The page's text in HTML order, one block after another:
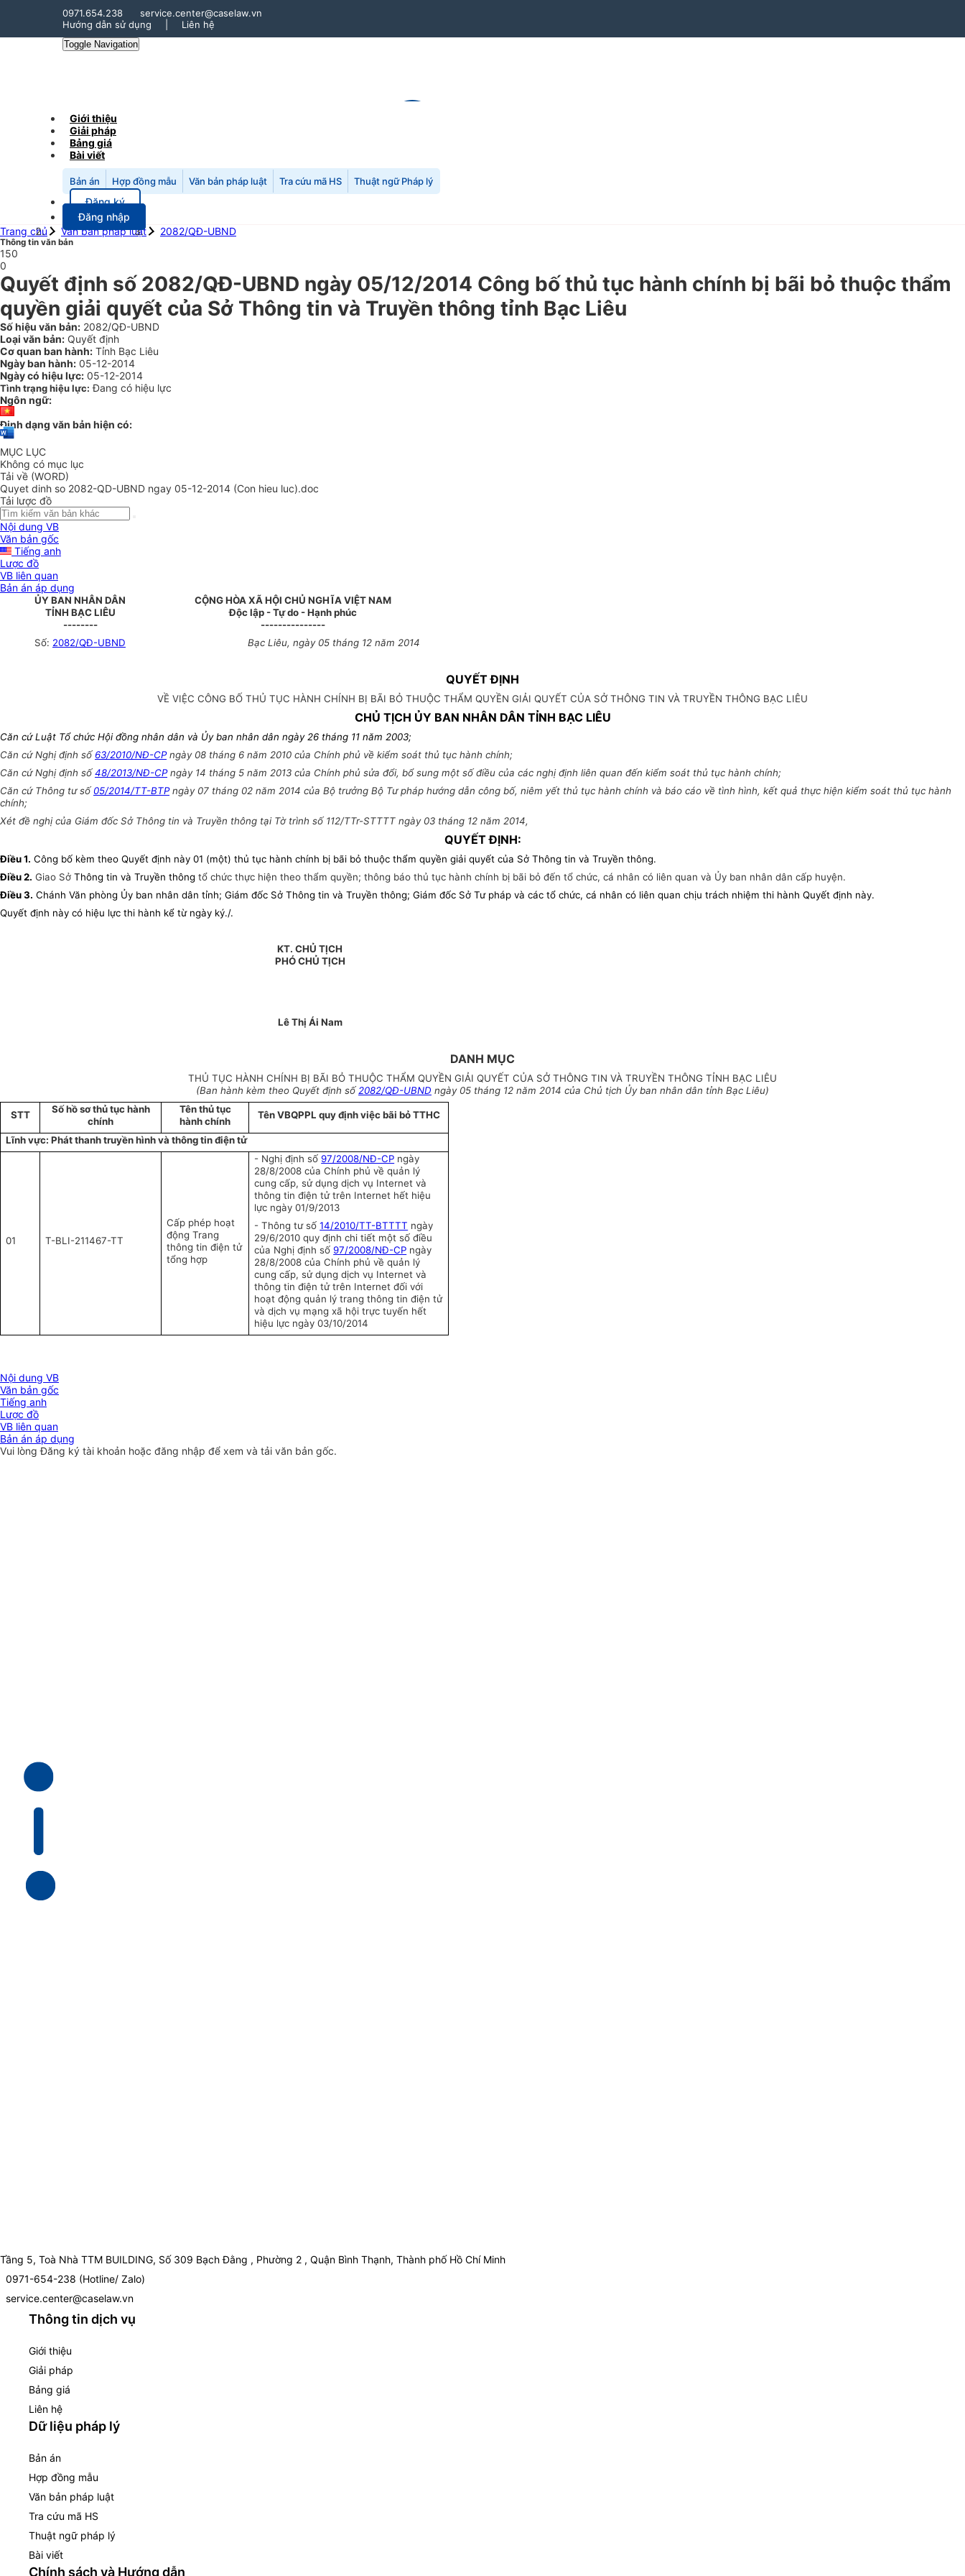
0971.654.238
service.center@caselaw.vn
Hướng dẫn sử dụng
Liên hệ
Toggle Navigation
Giới thiệu
Giải pháp
Bảng giá
Bài viết
Bản án Hợp đồng mẫu Văn bản pháp luật Tra cứu mã HS Thuật ngữ Pháp lý
Đăng ký
Đăng nhập
Trang chủ
Văn bản pháp luật 2082/QĐ-UBND
Thông tin văn bản
150
0
Quyết định số 2082/QĐ-UBND ngày 05/12/2014 Công bố thủ tục hành chính bị bãi bỏ thuộc thẩm
quyền giải quyết của Sở Thông tin và Truyền thông tỉnh Bạc Liêu
Số hiệu văn bản: 2082/QĐ-UBND
Loại văn bản: Quyết định
Cơ quan ban hành: Tỉnh Bạc Liêu
Ngày ban hành: 05-12-2014
Ngày có hiệu lực: 05-12-2014
Tình trạng hiệu lực: Đang có hiệu lực
Ngôn ngữ:
Định dạng văn bản hiện có:
MỤC LỤC
Không có mục lục
Tải về (WORD)
Quyet dinh so 2082-QD-UBND ngay 05-12-2014 (Con hieu luc).doc
Tải lược đồ
Nội dung VB
Văn bản gốc
Tiếng anh
Lược đồ
VB liên quan
Bản án áp dụng
ỦY BAN NHÂN DÂN
TỈNH BẠC LIÊU
--------
CỘNG HÒA XÃ HỘI CHỦ NGHĨA VIỆT NAM
Độc lập - Tự do - Hạnh phúc
---------------
Số: 2082/QĐ-UBND Bạc Liêu, ngày 05 tháng 12 năm 2014
QUYẾT ĐỊNH
VỀ VIỆC CÔNG BỐ THỦ TỤC HÀNH CHÍNH BỊ BÃI BỎ THUỘC THẨM QUYỀN GIẢI QUYẾT CỦA SỞ THÔNG TIN VÀ TRUYỀN THÔNG BẠC LIÊU
CHỦ TỊCH ỦY BAN NHÂN DÂN TỈNH BẠC LIÊU
Căn cứ Luật Tổ chức Hội đồng nhân dân và Ủy ban nhân dân ngày 26 tháng 11 năm 2003;
Căn cứ Nghị định số 63/2010/NĐ-CPngày 08 tháng 6 năm 2010 của Chính phủ về kiểm soát thủ tục hành chính;
Căn cứ Nghị định số48/2013/NĐ-CPngày 14 tháng 5 năm 2013 của Chính phủ sửa đổi, bổ sung một số điều của các nghị định liên quan đến kiểm soát thủ tục hành chính;
Căn cứ Thông tư số 05/2014/TT-BTPngày 07 tháng 02 năm 2014 của Bộ trưởng Bộ Tư pháp hướng dẫn công bố, niêm yết thủ tục hành chính và báo cáo về tình hình, kết quả thực hiện kiểm soát thủ tục hành
chính;
Xét đề nghị của Giám đốc Sở Thông tin và Truyền thông tại Tờ trình số 112/TTr-STTTT ngày 03 tháng 12 năm 2014,
QUYẾT ĐỊNH:
Điều 1. Công bố kèm theo Quyết định này 01 (một) thủ tục hành chính bị bãi bỏ thuộc thẩm quyền giải quyết của Sở Thông tin và Truyền thông.
Điều 2. Giao Sở Thông tin và Truyền thông tổ chức thực hiện theo thẩm quyền; thông báo thủ tục hành chính bị bãi bỏ đến tổ chức, cá nhân có liên quan và Ủy ban nhân dân cấp huyện.
Điều 3. Chánh Văn phòng Ủy ban nhân dân tỉnh; Giám đốc Sở Thông tin và Truyền thông; Giám đốc Sở Tư pháp và các tổ chức, cá nhân có liên quan chịu trách nhiệm thi hành Quyết định này.
Quyết định này có hiệu lực thi hành kể từ ngày ký./.
KT. CHỦ TỊCH
PHÓ CHỦ TỊCH
Lê Thị Ái Nam
DANH MỤC
THỦ TỤC HÀNH CHÍNH BỊ BÃI BỎ THUỘC THẨM QUYỀN GIẢI QUYẾT CỦA SỞ THÔNG TIN VÀ TRUYỀN THÔNG TỈNH BẠC LIÊU
(Ban hành kèm theo Quyết định số 2082/QĐ-UBND ngày 05 tháng 12 năm 2014 của Chủ tịch Ủy ban nhân dân tỉnh Bạc Liêu)
STT
Số hồ sơ thủ tục hành
chính
Tên thủ tục
hành chính
Tên VBQPPL quy định việc bãi bỏ TTHC
Lĩnh vực: Phát thanh truyền hình và thông tin điện tử
01 T-BLI-211467-TT
Cấp phép hoạt
động Trang
thông tin điện tử
tổng hợp
- Nghị định số97/2008/NĐ-CP ngày
28/8/2008 của Chính phủ về quản lý
cung cấp, sử dụng dịch vụ Internet và
thông tin điện tử trên Internet hết hiệu
lực ngày 01/9/2013
- Thông tư số14/2010/TT-BTTTT ngày
29/6/2010 quy định chi tiết một số điều
của Nghị định số97/2008/NĐ-CP ngày
28/8/2008 của Chính phủ về quản lý
cung cấp, sử dụng dịch vụ Internet và
thông tin điện tử trên Internet đối với
hoạt động quản lý trang thông tin điện tử
và dịch vụ mạng xã hội trực tuyến hết
hiệu lực ngày 03/10/2014
Nội dung VB
Văn bản gốc
Tiếng anh
Lược đồ
VB liên quan
Bản án áp dụng
Vui lòngĐăng ký tài khoản hoặc đăng nhập để xem và tải văn bản gốc.
Tầng 5, Toà Nhà TTM BUILDING, Số 309 Bạch Đằng , Phường 2 , Quận Bình Thạnh, Thành phố Hồ Chí Minh
0971-654-238 (Hotline/ Zalo)
service.center@caselaw.vn
Thông tin dịch vụ
Giới thiệu
Giải pháp
Bảng giá
Liên hệ
Dữ liệu pháp lý
Bản án
Hợp đồng mẫu
Văn bản pháp luật
Tra cứu mã HS
Thuật ngữ pháp lý
Bài viết
Chính sách và Hướng dẫn